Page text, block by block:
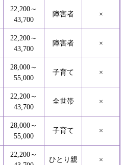
22,200～
43,700
障害者 ×
22,200～
43,700
障害者 ×
28,000～
55,000
子育て ×
22,200～
43,700
全世帯 ×
28,000～
55,000
子育て ×
22,200～
ひとり親 ×